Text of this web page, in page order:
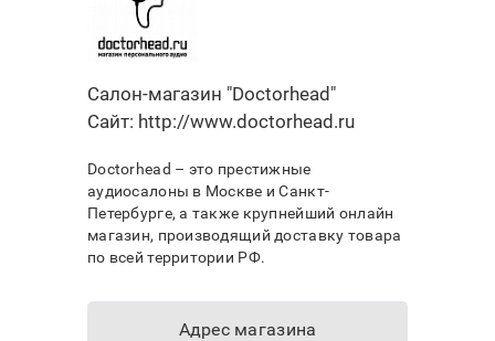
Салон-магазин "Doctorhead"
Сайт: http://www.doctorhead.ru
Doctorhead – это престижные
аудиосалоны в Москве и Санкт-
Петербурге, а также крупнейший онлайн
магазин, производящий доставку товара
по всей территории РФ.
Адрес магазина